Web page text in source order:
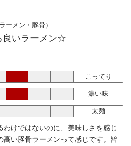
ーメン・豚骨）
良いラーメン☆
こってり
濃い味
太麺
けではないのに、美味しさを感じ
高い豚骨ラーメンって感じです。皆